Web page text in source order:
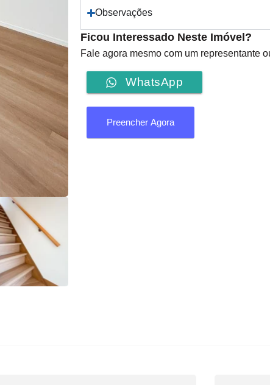
Observações
Ficou Interessado Neste Imóvel?
Fale agora mesmo com um representante
WhatsApp
Preencher Agora